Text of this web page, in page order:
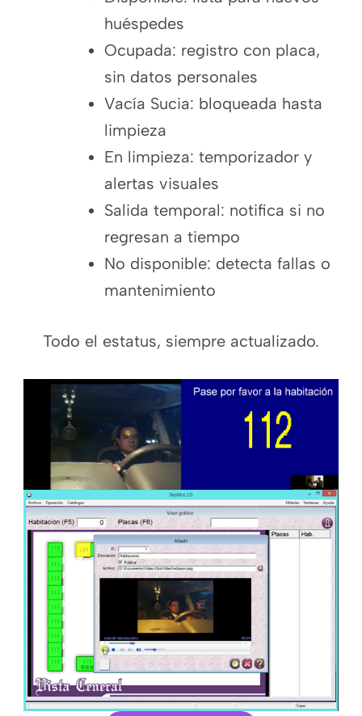
huéspedes
Ocupada: registro con placa,
sin datos personales
Vacía Sucia: bloqueada hasta
limpieza
En limpieza: temporizador y
alertas visuales
Salida temporal: notifica si no
regresan a tiempo
No disponible: detecta fallas o
mantenimiento
Todo el estatus, siempre actualizado.